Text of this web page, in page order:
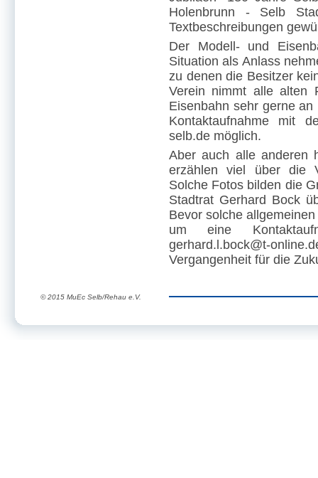
Holenbrunn - Selb
Textbeschreibungen
Der Modell- und
Situation als Anlass
zu denen die Besitzer
Verein nimmt alle alten
Eisenbahn sehr gerne
Kontaktaufnahme mit
selb.de möglich.
Aber auch alle anderen
erzählen viel über die
Solche Fotos bilden die
Stadtrat Gerhard Bock
Bevor solche
um eine
gerhard.l.bock@t-
Vergangenheit für die
© 2015 MuEc Selb/Rehau e.V.